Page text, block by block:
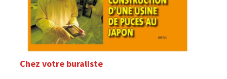
Chez votre buraliste